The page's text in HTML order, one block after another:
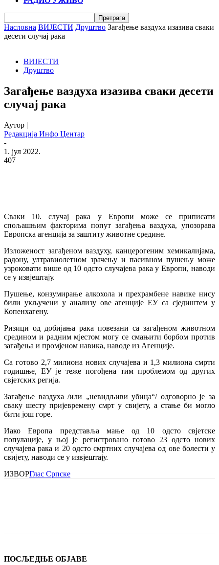
Насловна ВИЈЕСТИ Друштво Загађење ваздуха изазива сваки
десети случај рака
ВИЈЕСТИ
Друштво
Загађење ваздуха изазива сваки десети
случај рака
Аутор |
Редакција Инфо Центар
-
1. јул 2022.
407
Сваки 10. случај рака у Европи може се приписати
спољашњим факторима попут загађења ваздуха, упозорава
Европска агенција за заштиту животне средине.
Изложеност загађеном ваздуху, канцерогеним хемикалијама,
радону, ултравиолетном зрачењу и пасивном пушењу може
узроковати више од 10 одсто случајева рака у Европи, наводи
се у извјештају.
Пушење, конзумирање алкохола и прехрамбене навике нису
били укључени у анализу ове агенције ЕУ са сједиштем у
Копенхагену.
Ризици од добијања рака повезани са загађеном животном
средином и радним мјестом могу се смањити борбом против
загађења и промјеном навика, наводе из Агенције.
Са готово 2,7 милиона нових случајева и 1,3 милиона смрти
годишње, ЕУ је теже погођена тим проблемом од других
свјетских регија.
Загађење ваздуха /или „невидљиви убица“/ одговорно је за
сваку шесту пријевремену смрт у свијету, а стање би могло
бити још горе.
Иако Европа представља мање од 10 одсто свјетске
популације, у њој је регистровано готово 23 одсто нових
случајева рака и 20 одсто смртних случајева од ове болести у
свијету, наводи се у извјештају.
ИЗВОРГлас Српске
ПОСЉЕДЊЕ ОБЈАВЕ